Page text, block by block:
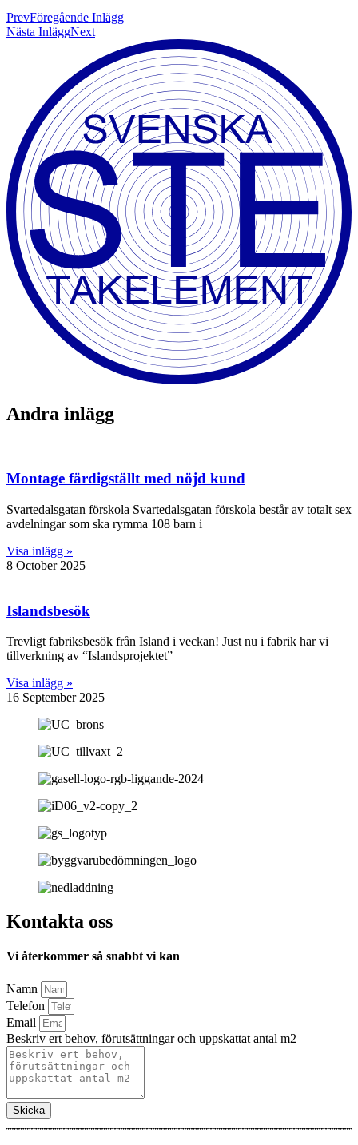
PrevFöregående Inlägg
Nästa InläggNext
Andra inlägg
Montage färdigställt med nöjd kund
Svartedalsgatan förskola Svartedalsgatan förskola består av totalt sex
avdelningar som ska rymma 108 barn i
Visa inlägg »
8 October 2025
Islandsbesök
Trevligt fabriksbesök från Island i veckan! Just nu i fabrik har vi
tillverkning av “Islandsprojektet”
Visa inlägg »
16 September 2025
Kontakta oss
Vi återkommer så snabbt vi kan
Namn
Telefon
Email
Beskriv ert behov, förutsättningar och uppskattat antal m2
Skicka